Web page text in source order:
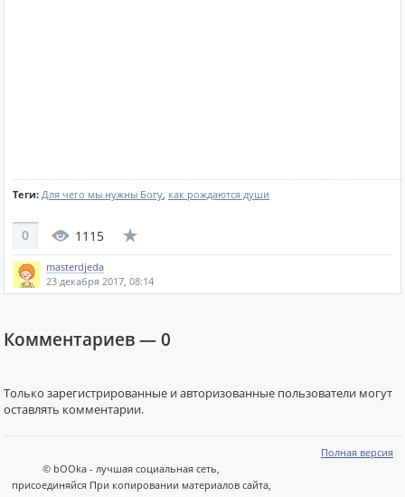
Теги: Для чего мы нужны Богу как рождаются души
0 1115
masterdjeda
23 декабря 2017, 08:14
Комментариев —0
Только зарегистрированные и авторизованные пользователи могут
оставлять комментарии.
Полная версия
© bOOka - лучшая социальная сеть,
присоединяйся При копировании материалов сайта,